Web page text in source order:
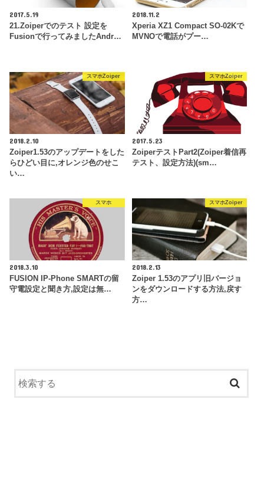
2017.5.19
21.Zoiperでのテスト 設定を
Fusionで行ってみましたAndr…
2018.11.2
Xperia XZ1 Compact SO-02Kで
MVNOで電話がプー…
スマホZoiper
2018.2.10
Zoiper1.53のアップデートをした
らひどい目に,オレンジ色のせこ
い…
スマホZoiper
2017.5.23
ZoiperテストPart2(Zoiper着信再
テスト、設定方法)(sm…
スマホ
2018.3.10
FUSION IP-Phone SMARTの留
守電設定と聞き方,設定は無…
スマホZoiper
2018.2.13
Zoiper 1.53のアプリ旧バージョ
ンをダウンロードする方法,戻す
方…